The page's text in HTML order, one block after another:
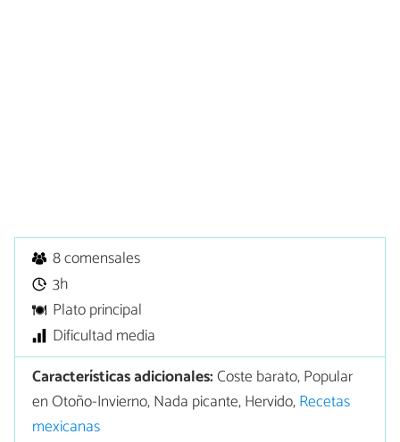
8 comensales
3h
Plato principal
Dificultad media
Características adicionales:Coste barato, Popular
en Otoño-Invierno, Nada picante, Hervido,Recetas
mexicanas